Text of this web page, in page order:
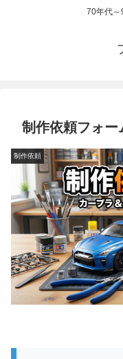
70年代～
制作依頼フォー
制作依頼